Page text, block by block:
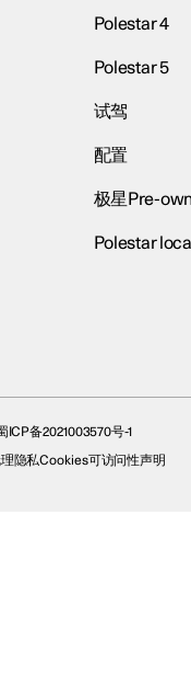
Polestar 4
Polestar 5
试驾
配置
极星Pre-
Polestar
ICP备2021003570号-1
隐私Cookies可访问性声明